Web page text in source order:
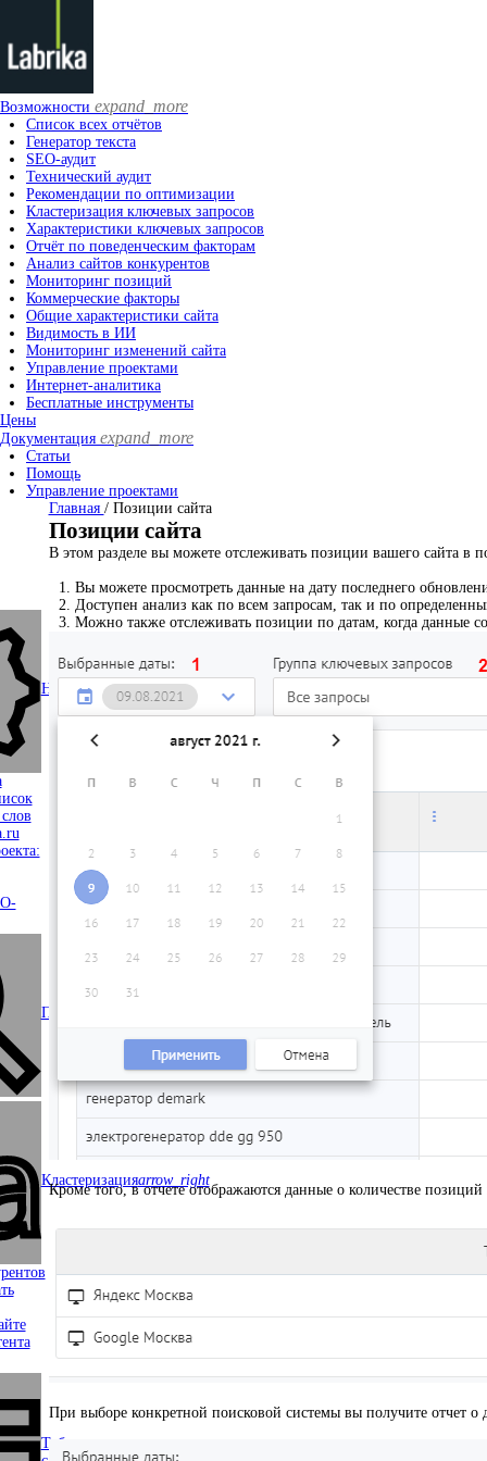
Возможности expand_more
Список всех отчётов
Генератор текста
SEO-аудит
Технический аудит
Рекомендации по оптимизации
Кластеризация ключевых запросов
Характеристики ключевых запросов
Отчёт по поведенческим факторам
Анализ сайтов конкурентов
Мониторинг позиций
Коммерческие факторы
Общие характеристики сайта
Видимость в ИИ
Мониторинг изменений сайта
Управление проектами
Интернет-аналитика
Бесплатные инструменты
Цены
Документация expand_more
Статьи
Помощь
Управление проектами
Настройки сайтаarrow_right
Позиции сайта
Кластеризацияarrow_right
Таблица по ключевым
Главная / Позиции сайта
Позиции сайта
В этом разделе вы можете отслеживать позиции вашего сайта в
Вы можете просмотреть данные на дату последнего
Доступен анализ как по всем запросам, так и по
Можно также отслеживать позиции по датам, когда данные
Кроме того, в отчете отображаются данные о количестве
При выборе конкретной поисковой системы вы получите отчет